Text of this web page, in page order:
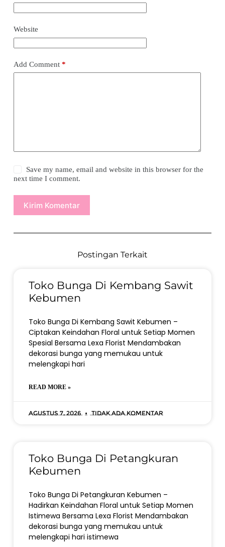
Website
Add Comment*
Save my name, email and website in this browser for the
next time I comment.
Kirim Komentar
Postingan Terkait
Toko Bunga Di Kembang Sawit
Kebumen
Toko Bunga Di Kembang Sawit Kebumen –
Ciptakan Keindahan Floral untuk Setiap Momen
Spesial Bersama Lexa Florist Mendambakan
dekorasi bunga yang memukau untuk
melengkapi hari
READ MORE »
Agustus 7, 2026 Tidak ada komentar
Toko Bunga Di Petangkuran
Kebumen
Toko Bunga Di Petangkuran Kebumen –
Hadirkan Keindahan Floral untuk Setiap Momen
Istimewa Bersama Lexa Florist Mendambakan
dekorasi bunga yang memukau untuk
melengkapi hari istimewa